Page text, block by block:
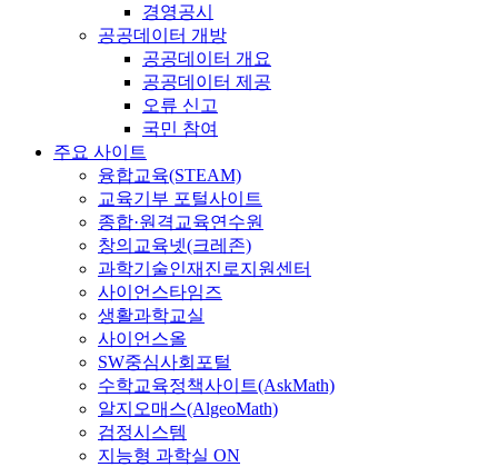
경영공시
공공데이터 개방
공공데이터 개요
공공데이터 제공
오류 신고
국민 참여
주요 사이트
융합교육(STEAM)
교육기부 포털사이트
종합·원격교육연수원
창의교육넷(크레존)
과학기술인재진로지원센터
사이언스타임즈
생활과학교실
사이언스올
SW중심사회포털
수학교육정책사이트(AskMath)
알지오매스(AlgeoMath)
검정시스템
지능형 과학실 ON